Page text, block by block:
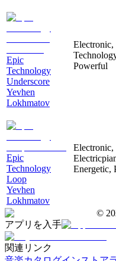
Epic
Technology
Underscore
Yevhen
Lokhmatov
Electronic,
Powerful
Epic
Technology
Loop
Yevhen
Lokhmatov
Electronic,
Energetic,
©
アプリを入手
関連リンク